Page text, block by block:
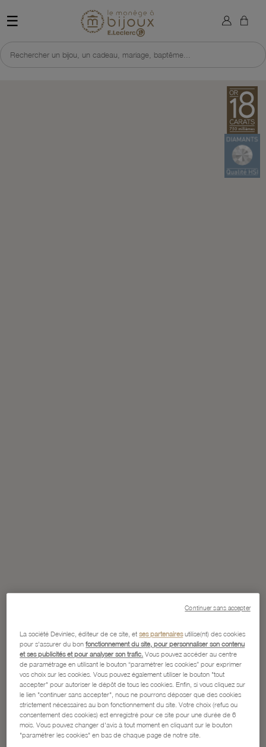
☰ Retour à l'accueil du site
Rechercher un bijou, un cadeau, mariage, baptême...
×
La société Devinlec, éditeur de ce site, etses partenairesutilise(nt) des cookies
pour s'assurer du bonfonctionnement du site, pour personnaliser son contenu
et ses publicités et pour analyser son trafic. Vous pouvez accéder au centre
de paramétrage en utilisant le bouton “paramétrer les cookies” pour exprimer
vos choix sur les cookies. Vous pouvez également utiliser le bouton "tout
accepter" pour autoriser le dépôt de tous les cookies. Enfin, si vous cliquez sur
le lien "continuer sans accepter", nous ne pourrons déposer que des cookies
strictement nécessaires au bon fonctionnement du site. Votre choix (refus ou
consentement des cookies) est enregistré pour ce site pour une durée de 6
mois. Vous pouvez changer d'avis à tout moment en cliquant sur le bouton
"paramétrer les cookies" en bas de chaque page de notre site.
Continuer sans accepter